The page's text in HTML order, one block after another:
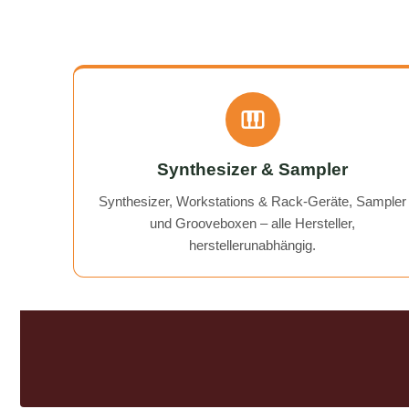
me a "free tip" on how to get an old
recorder working again.
Communication was excellent, and
and hassle-free. I can wholeheartedly
recommend AudioTechniker.de. It's
great that companies like this still
exist!
Synthesizer & Sampler
Synthesizer, Workstations & Rack-Geräte, Sampler
und Grooveboxen – alle Hersteller,
herstellerunabhängig.